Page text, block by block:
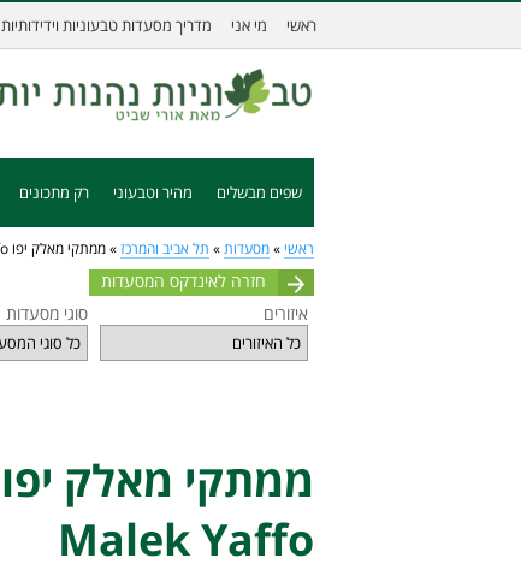
ראשי מי אני מדריך מסעדות טבעוניות וידידותיות
שפים מבשלים מהיר וטבעוני רק מתכונים
ראשי » מסעדות » תל אביב והמרכז » ממתקי מאלק יפו Mamtakei Malek Yaffo
חזרה לאינדקס המסעדות
איזורים
סוגי מסעדות
Malek Yaffo